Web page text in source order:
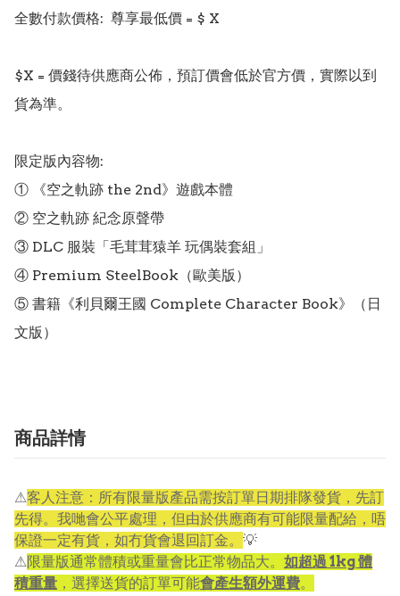
全數付款價格:  尊享最低價 = $ X
$X = 價錢待供應商公佈，預訂價會低於官方價，實際以到
貨為準。
限定版內容物:
① 《空之軌跡 the 2nd》遊戲本體
② 空之軌跡 紀念原聲帶
③ DLC 服裝「毛茸茸猿羊 玩偶裝套組」
④ Premium SteelBook（歐美版）
⑤ 書籍《利貝爾王國 Complete Character Book》（日
文版）
商品詳情
⚠客人注意：所有限量版產品需按訂單日期排隊發貨，先訂
先得。我哋會公平處理，但由於供應商有可能限量配給，唔
保證一定有貨，如冇貨會退回訂金。 💡
⚠限量版通常體積或重量會比正常物品大。 如超過 1kg 體
積重量 ，選擇送貨的訂單可能會產生額外運費。